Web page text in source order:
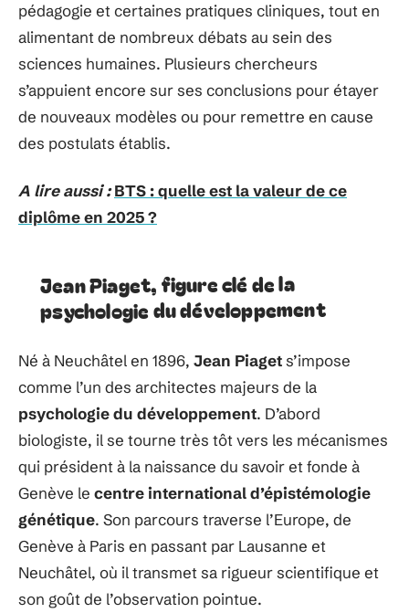
pédagogie et certaines pratiques cliniques, tout en
alimentant de nombreux débats au sein des
sciences humaines. Plusieurs chercheurs
s’appuient encore sur ses conclusions pour étayer
de nouveaux modèles ou pour remettre en cause
des postulats établis.
A lire aussi : BTS : quelle est la valeur de ce
diplôme en 2025 ?
Jean Piaget, figure clé de la
psychologie du développement
Né à Neuchâtel en 1896, Jean Piagets’impose
comme l’un des architectes majeurs de la
psychologie du développement. D’abord
biologiste, il se tourne très tôt vers les mécanismes
qui président à la naissance du savoir et fonde à
Genève le centre international d’épistémologie
génétique. Son parcours traverse l’Europe, de
Genève à Paris en passant par Lausanne et
Neuchâtel, où il transmet sa rigueur scientifique et
son goût de l’observation pointue.